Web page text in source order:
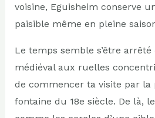
voisine, Eguisheim conserve
paisible même en pleine
Le temps semble s’être
médiéval aux ruelles
de commencer ta visite par la
fontaine du 18e siècle. De là,